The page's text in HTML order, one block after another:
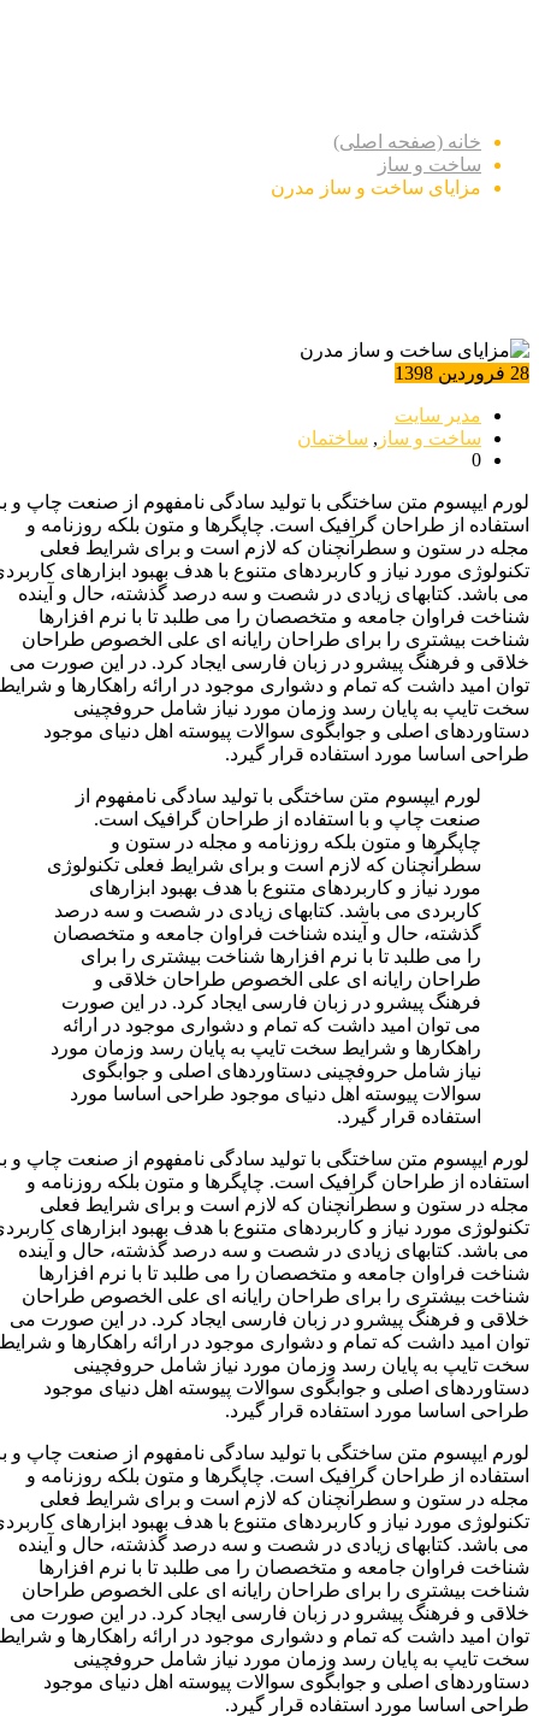
خانه (صفحه اصلی)
ساخت و ساز
مزایای ساخت و ساز مدرن
28 فروردین 1398
مدیر سایت
ساخت و ساز, ساختمان
لورم ایپسوم متن ساختگی با تولید سادگی نامفهوم از صنعت چاپ و با
استفاده از طراحان گرافیک است. چاپگرها و متون بلکه روزنامه و
مجله در ستون و سطرآنچنان که لازم است و برای شرایط فعلی
تکنولوژی مورد نیاز و کاربردهای متنوع با هدف بهبود ابزارهای کاربردی
می باشد. کتابهای زیادی در شصت و سه درصد گذشته، حال و آینده
شناخت فراوان جامعه و متخصصان را می طلبد تا با نرم افزارها
شناخت بیشتری را برای طراحان رایانه ای علی الخصوص طراحان
خلاقی و فرهنگ پیشرو در زبان فارسی ایجاد کرد. در این صورت می
توان امید داشت که تمام و دشواری موجود در ارائه راهکارها و شرایط
سخت تایپ به پایان رسد وزمان مورد نیاز شامل حروفچینی
دستاوردهای اصلی و جوابگوی سوالات پیوسته اهل دنیای موجود
طراحی اساسا مورد استفاده قرار گیرد.
لورم ایپسوم متن ساختگی با تولید سادگی نامفهوم از
صنعت چاپ و با استفاده از طراحان گرافیک است.
چاپگرها و متون بلکه روزنامه و مجله در ستون و
سطرآنچنان که لازم است و برای شرایط فعلی تکنولوژی
مورد نیاز و کاربردهای متنوع با هدف بهبود ابزارهای
کاربردی می باشد. کتابهای زیادی در شصت و سه درصد
گذشته، حال و آینده شناخت فراوان جامعه و متخصصان
را می طلبد تا با نرم افزارها شناخت بیشتری را برای
طراحان رایانه ای علی الخصوص طراحان خلاقی و
فرهنگ پیشرو در زبان فارسی ایجاد کرد. در این صورت
می توان امید داشت که تمام و دشواری موجود در ارائه
راهکارها و شرایط سخت تایپ به پایان رسد وزمان مورد
نیاز شامل حروفچینی دستاوردهای اصلی و جوابگوی
سوالات پیوسته اهل دنیای موجود طراحی اساسا مورد
استفاده قرار گیرد.
لورم ایپسوم متن ساختگی با تولید سادگی نامفهوم از صنعت چاپ و با
استفاده از طراحان گرافیک است. چاپگرها و متون بلکه روزنامه و
مجله در ستون و سطرآنچنان که لازم است و برای شرایط فعلی
تکنولوژی مورد نیاز و کاربردهای متنوع با هدف بهبود ابزارهای کاربردی
می باشد. کتابهای زیادی در شصت و سه درصد گذشته، حال و آینده
شناخت فراوان جامعه و متخصصان را می طلبد تا با نرم افزارها
شناخت بیشتری را برای طراحان رایانه ای علی الخصوص طراحان
خلاقی و فرهنگ پیشرو در زبان فارسی ایجاد کرد. در این صورت می
توان امید داشت که تمام و دشواری موجود در ارائه راهکارها و شرایط
سخت تایپ به پایان رسد وزمان مورد نیاز شامل حروفچینی
دستاوردهای اصلی و جوابگوی سوالات پیوسته اهل دنیای موجود
طراحی اساسا مورد استفاده قرار گیرد.
لورم ایپسوم متن ساختگی با تولید سادگی نامفهوم از صنعت چاپ و با
استفاده از طراحان گرافیک است. چاپگرها و متون بلکه روزنامه و
مجله در ستون و سطرآنچنان که لازم است و برای شرایط فعلی
تکنولوژی مورد نیاز و کاربردهای متنوع با هدف بهبود ابزارهای کاربردی
می باشد. کتابهای زیادی در شصت و سه درصد گذشته، حال و آینده
شناخت فراوان جامعه و متخصصان را می طلبد تا با نرم افزارها
شناخت بیشتری را برای طراحان رایانه ای علی الخصوص طراحان
خلاقی و فرهنگ پیشرو در زبان فارسی ایجاد کرد. در این صورت می
توان امید داشت که تمام و دشواری موجود در ارائه راهکارها و شرایط
سخت تایپ به پایان رسد وزمان مورد نیاز شامل حروفچینی
دستاوردهای اصلی و جوابگوی سوالات پیوسته اهل دنیای موجود
طراحی اساسا مورد استفاده قرار گیرد.